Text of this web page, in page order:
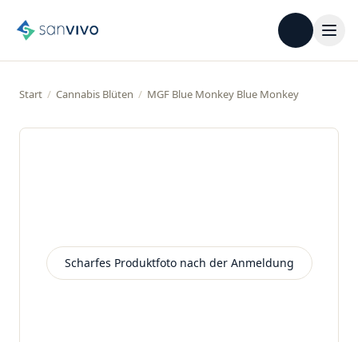
Start / Cannabis Blüten / MGF Blue Monkey Blue Monkey
Scharfes Produktfoto nach der Anmeldung